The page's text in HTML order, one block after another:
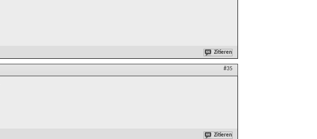
Zitieren
#35
Zitieren